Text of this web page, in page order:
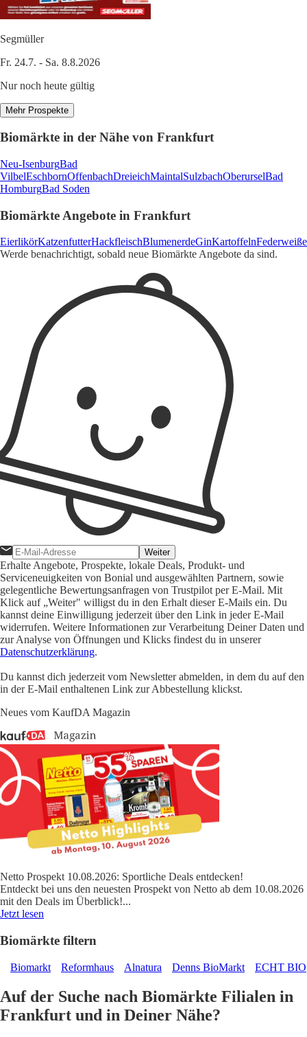
Segmüller
Fr. 24.7. - Sa. 8.8.2026
Nur noch heute gültig
Mehr Prospekte
Biomärkte in der Nähe von Frankfurt
Neu-IsenburgBad
VilbelEschbornOffenbachDreieichMaintalSulzbachOberurselBad
HomburgBad Soden
Biomärkte Angebote in Frankfurt
EierlikörKatzenfutterHackfleischBlumenerdeGinKartoffeln
Werde benachrichtigt, sobald neue Biomärkte Angebote da sind.
Weiter
Erhalte Angebote, Prospekte, lokale Deals, Produkt- und
Serviceneuigkeiten von Bonial und ausgewählten Partnern, sowie
gelegentliche Bewertungsanfragen von Trustpilot per E-Mail. Mit
Klick auf „Weiter" willigst du in den Erhalt dieser E-Mails ein. Du
kannst deine Einwilligung jederzeit über den Link in jeder E-Mail
widerrufen. Weitere Informationen zur Verarbeitung Deiner Daten und
zur Analyse von Öffnungen und Klicks findest du in unserer
Datenschutzerklärung.
Du kannst dich jederzeit vom Newsletter abmelden, in dem du auf den
in der E-Mail enthaltenen Link zur Abbestellung klickst.
Neues vom KaufDA Magazin
Netto Prospekt 10.08.2026: Sportliche Deals entdecken!
Entdeckt bei uns den neuesten Prospekt von Netto ab dem 10.08.2026
mit den Deals im Überblick!...
Jetzt lesen
Biomärkte filtern
Biomarkt Reformhaus Alnatura Denns BioMarkt ECHT BIO
Auf der Suche nach Biomärkte Filialen in
Frankfurt und in Deiner Nähe?